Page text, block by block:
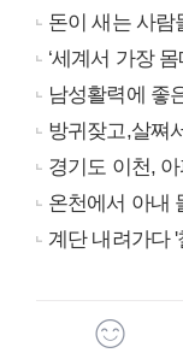
돈이 새는 사람
‘세계서 가장
남성활력에 좋
방귀잦고,살쪄
경기도 이천,
온천에서 아내
계단 내려가다